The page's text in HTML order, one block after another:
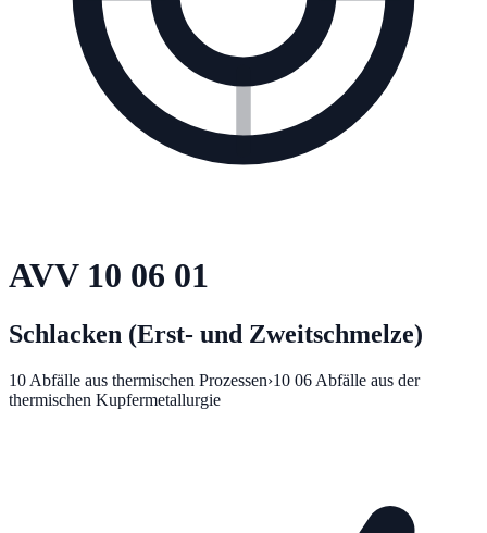
AVV 10 06 01
Schlacken (Erst- und Zweitschmelze)
10 Abfälle aus thermischen Prozessen›10 06 Abfälle aus der
thermischen Kupfermetallurgie